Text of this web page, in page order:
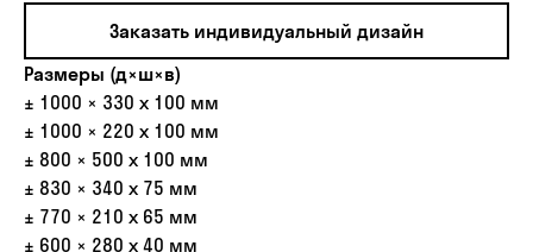
Заказать индивидуальный дизайн
Размеры (д×ш×в)
± 1000 × 330 х 100 мм
± 1000 × 220 х 100 мм
± 800 × 500 х 100 мм
± 830 × 340 х 75 мм
± 770 × 210 х 65 мм
± 600 × 280 х 40 мм